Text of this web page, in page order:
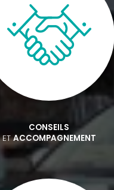
CONSEILS
ETACCOMPAGNEMENT